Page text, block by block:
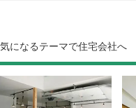
気になるテーマで住宅会社へ